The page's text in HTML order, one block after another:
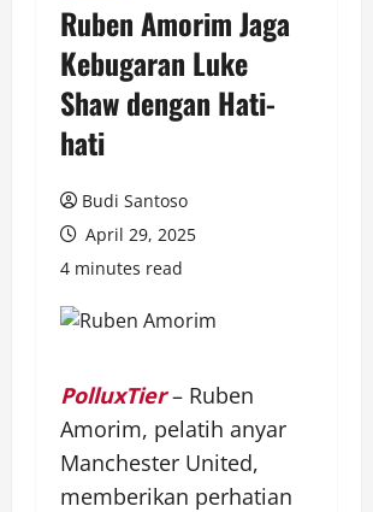
Ruben Amorim Jaga
Kebugaran Luke
Shaw dengan Hati-
hati
Budi Santoso
April 29, 2025
4 minutes read
PolluxTier– Ruben
Amorim, pelatih anyar
Manchester United,
memberikan perhatian